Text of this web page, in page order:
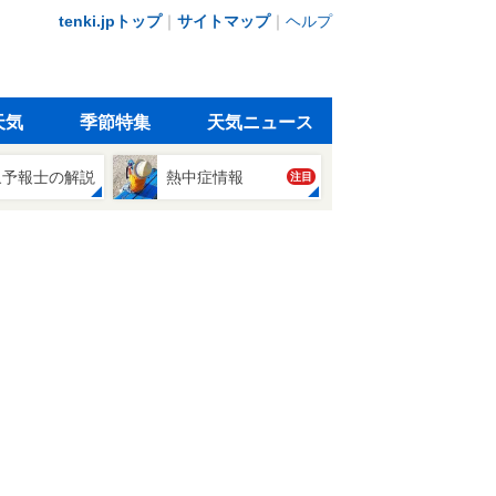
tenki.jpトップ｜ サイトマップ｜ ヘルプ
気 季節特集 天気ニュース
報士の解説 熱中症情報 注目